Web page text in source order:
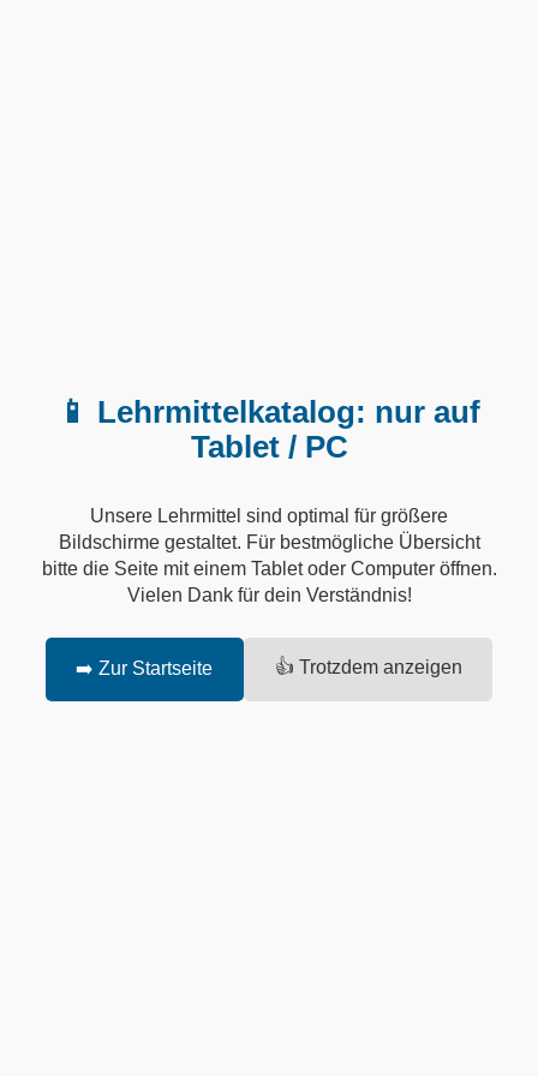
📱 Lehrmittelkatalog: nur auf
Tablet / PC
Unsere Lehrmittel sind optimal für größere
Bildschirme gestaltet. Für bestmögliche Übersicht
bitte die Seite mit einem Tablet oder Computer öffnen.
Vielen Dank für dein Verständnis!
➡️ Zur Startseite 👍 Trotzdem anzeigen